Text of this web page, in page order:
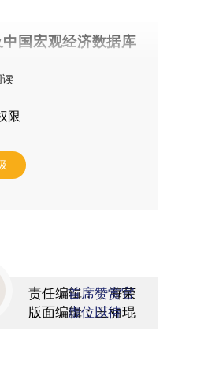
中国宏观经济数据库
读
限
责任编辑：于海荣
版面编辑：王丽琨
首席赞赏官
虚位以待